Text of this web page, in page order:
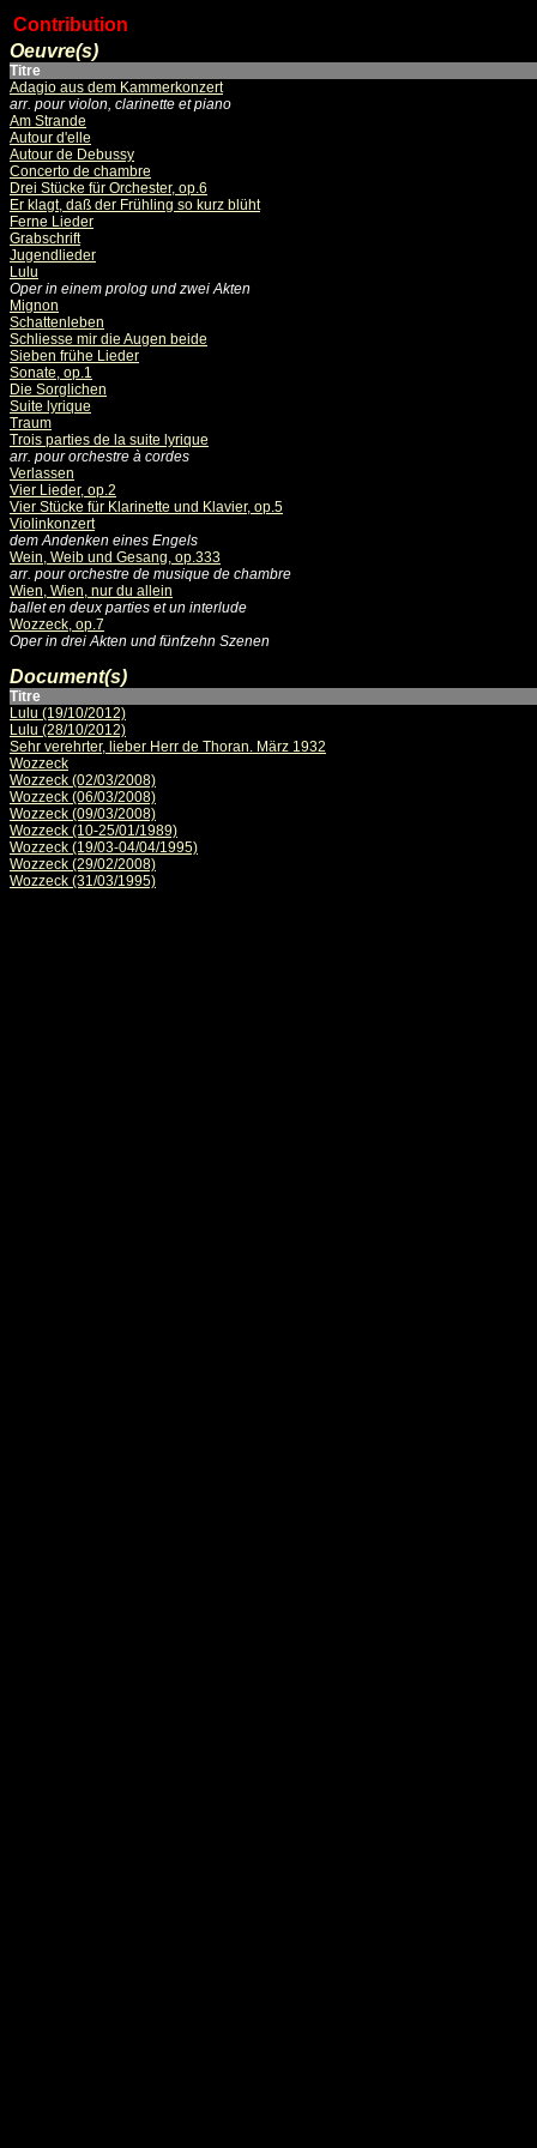
Contribution
Oeuvre(s)
Titre
Adagio aus dem Kammerkonzert
arr. pour violon, clarinette et piano
Am Strande
Autour d'elle
Autour de Debussy
Concerto de chambre
Drei Stücke für Orchester, op.6
Er klagt, daß der Frühling so kurz blüht
Ferne Lieder
Grabschrift
Jugendlieder
Lulu
Oper in einem prolog und zwei Akten
Mignon
Schattenleben
Schliesse mir die Augen beide
Sieben frühe Lieder
Sonate, op.1
Die Sorglichen
Suite lyrique
Traum
Trois parties de la suite lyrique
arr. pour orchestre à cordes
Verlassen
Vier Lieder, op.2
Vier Stücke für Klarinette und Klavier, op.5
Violinkonzert
dem Andenken eines Engels
Wein, Weib und Gesang, op.333
arr. pour orchestre de musique de chambre
Wien, Wien, nur du allein
ballet en deux parties et un interlude
Wozzeck, op.7
Oper in drei Akten und fünfzehn Szenen
Document(s)
Titre
Lulu (19/10/2012)
Lulu (28/10/2012)
Sehr verehrter, lieber Herr de Thoran. März 1932
Wozzeck
Wozzeck (02/03/2008)
Wozzeck (06/03/2008)
Wozzeck (09/03/2008)
Wozzeck (10-25/01/1989)
Wozzeck (19/03-04/04/1995)
Wozzeck (29/02/2008)
Wozzeck (31/03/1995)